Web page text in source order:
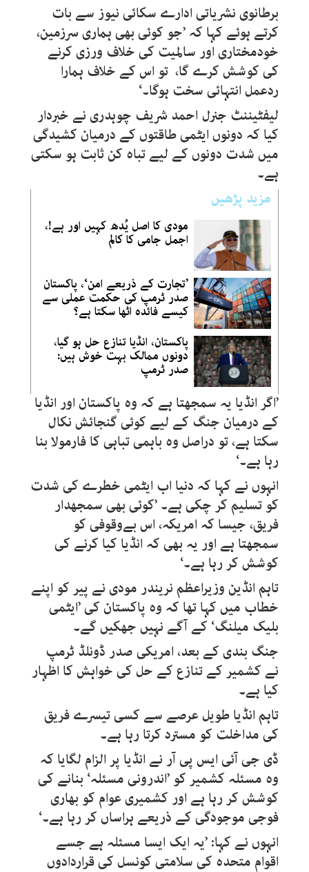
برطانوی نشریاتی ادارے سکائی نیوز سے بات
کرتے ہوئے کہا کہ ’جو کوئی بھی ہماری سرزمین،
خودمختاری اور سالمیت کی خلاف ورزی کرنے
کی کوشش کرے گا، تو اس کے خلاف ہمارا
ردعمل انتہائی سخت ہوگا۔‘
لیفٹیننٹ جنرل احمد شریف چوہدری نے خبردار
کیا کہ دونوں ایٹمی طاقتوں کے درمیان کشیدگی
میں شدت دونوں کے لیے تباہ کن ثابت ہو سکتی
ہے۔
مزید پڑھیں
مودی کا اصل یُدھ کہیں اور ہے!،
اجمل جامی کا کالم
’تجارت کے ذریعے امن‘، پاکستان
صدر ٹرمپ کی حکمت عملی سے
کیسے فائدہ اٹھا سکتا ہے؟
پاکستان، انڈیا تنازع حل ہو گیا،
دونوں ممالک بہت خوش ہیں:
صدر ٹرمپ
’اگر انڈیا یہ سمجھتا ہے کہ وہ پاکستان اور انڈیا
کے درمیان جنگ کے لیے کوئی گنجائش نکال
سکتا ہے، تو دراصل وہ باہمی تباہی کا فارمولا بنا
رہا ہے۔‘
انہوں نے کہا کہ دنیا اب ایٹمی خطرے کی شدت
کو تسلیم کر چکی ہے۔ ’کوئی بھی سمجھدار
فریق، جیسا کہ امریکہ، اس بےوقوفی کو
سمجھتا ہے اور یہ بھی کہ انڈیا کیا کرنے کی
کوشش کر رہا ہے۔‘
تاہم انڈین وزیراعظم نریندر مودی نے پیر کو اپنے
خطاب میں کہا تھا کہ وہ پاکستان کی ’ایٹمی
بلیک میلنگ‘ کے آگے نہیں جھکیں گے۔
جنگ بندی کے بعد، امریکی صدر ڈونلڈ ٹرمپ
نے کشمیر کے تنازع کے حل کی خواہش کا اظہار
کیا ہے۔
تاہم انڈیا طویل عرصے سے کسی تیسرے فریق
کی مداخلت کو مسترد کرتا رہا ہے۔
ڈی جی آئی ایس پی آر نے انڈیا پر الزام لگایا کہ
وہ مسئلہ کشمیر کو ’اندرونی مسئلہ‘ بنانے کی
کوشش کر رہا ہے اور کشمیری عوام کو بھاری
فوجی موجودگی کے ذریعے ہراساں کر رہا ہے۔‘
انہوں نے کہا: ’یہ ایک ایسا مسئلہ ہے جسے
اقوامِ متحدہ کی سلامتی کونسل کی قراردادوں